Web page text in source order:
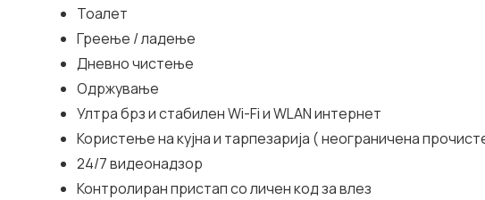
Тоалет
Греење / ладење
Дневно чистење
Одржување
Ултра брз и стабилен Wi-Fi и WLAN интернет
Користење на кујнa и тарпезарија ( неограничена
24/7 видеонадзор
Контролиран пристап со личен код за влез